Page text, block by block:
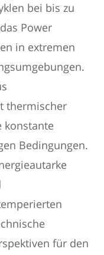
bei bis zu
Power
in extremen
thermischer
konstante
Bedingungen.
für den